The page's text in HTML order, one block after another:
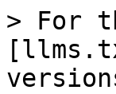
> For